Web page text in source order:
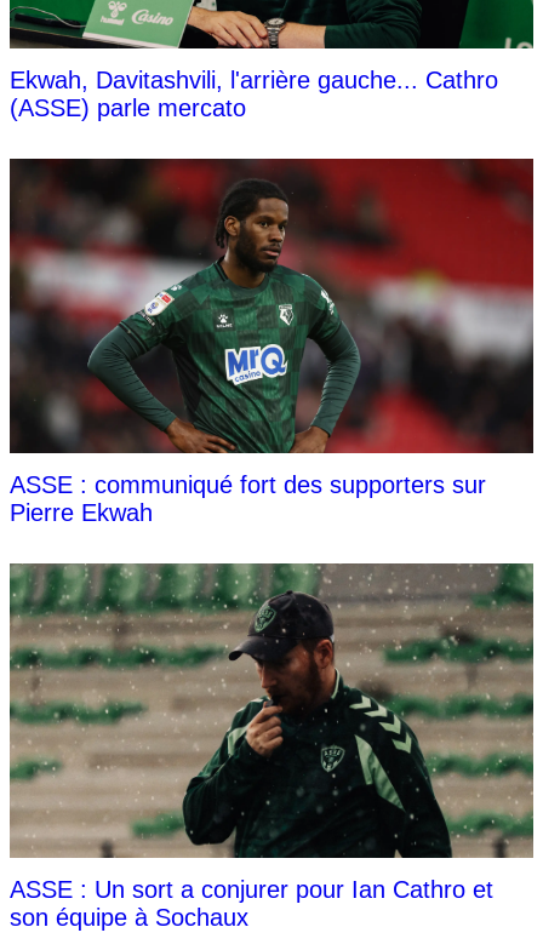
Ekwah, Davitashvili, l'arrière gauche... Cathro
(ASSE) parle mercato
ASSE : communiqué fort des supporters sur
Pierre Ekwah
ASSE : Un sort a conjurer pour Ian Cathro et
son équipe à Sochaux